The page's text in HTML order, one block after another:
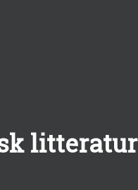
litteratur